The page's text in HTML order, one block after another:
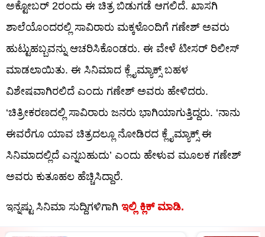
ಅಕ್ಟೋಬರ್ 2ರಂದು ಈ ಚಿತ್ರ ಬಿಡುಗಡೆ ಆಗಲಿದೆ. ಖಾಸಗಿ
ಶಾಲೆಯೊಂದರಲ್ಲಿ ಸಾವಿರಾರು ಮಕ್ಕಳೊಂದಿಗೆ ಗಣೇಶ್ ಅವರು
ಹುಟ್ಟುಹಬ್ಬವನ್ನು ಆಚರಿಸಿಕೊಂಡರು. ಈ ವೇಳೆ ಟೀಸರ್ ರಿಲೀಸ್
ಮಾಡಲಾಯಿತು. ಈ ಸಿನಿಮಾದ ಕ್ಲೈಮ್ಯಾಕ್ಸ್ ಬಹಳ
ವಿಶೇಷವಾಗಿರಲಿದೆ ಎಂದು ಗಣೇಶ್ ಅವರು ಹೇಳಿದರು.
‘ಚಿತ್ರೀಕರಣದಲ್ಲಿ ಸಾವಿರಾರು ಜನರು ಭಾಗಿಯಾಗುತ್ತಿದ್ದರು. ‘ನಾನು
ಈವರೆಗೂ ಯಾವ ಚಿತ್ರದಲ್ಲೂ ನೋಡಿರದ ಕ್ಲೈಮ್ಯಾಕ್ಸ್ ಈ
ಸಿನಿಮಾದಲ್ಲಿದೆ ಎನ್ನಬಹುದು’ ಎಂದು ಹೇಳುವ ಮೂಲಕ ಗಣೇಶ್
ಅವರು ಕುತೂಹಲ ಹೆಚ್ಚಿಸಿದ್ದಾರೆ.
ಇನ್ನಷ್ಟು ಸಿನಿಮಾ ಸುದ್ದಿಗಳಿಗಾಗಿ ಇಲ್ಲಿ ಕ್ಲಿಕ್​ ಮಾಡಿ.